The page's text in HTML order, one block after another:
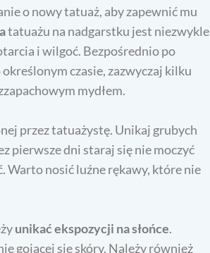
o nowy tatuaż, aby zapewnić mu
tatuażu na nadgarstku jest niezwykle
i wilgoć. Bezpośrednio po
czasie, zazwyczaj kilku
mydłem.
przez tatuażystę. Unikaj grubych
pierwsze dni staraj się nie moczyć
Warto nosić luźne rękawy, które nie
unikać ekspozycji na słońce.
gojącej się skóry. Należy również